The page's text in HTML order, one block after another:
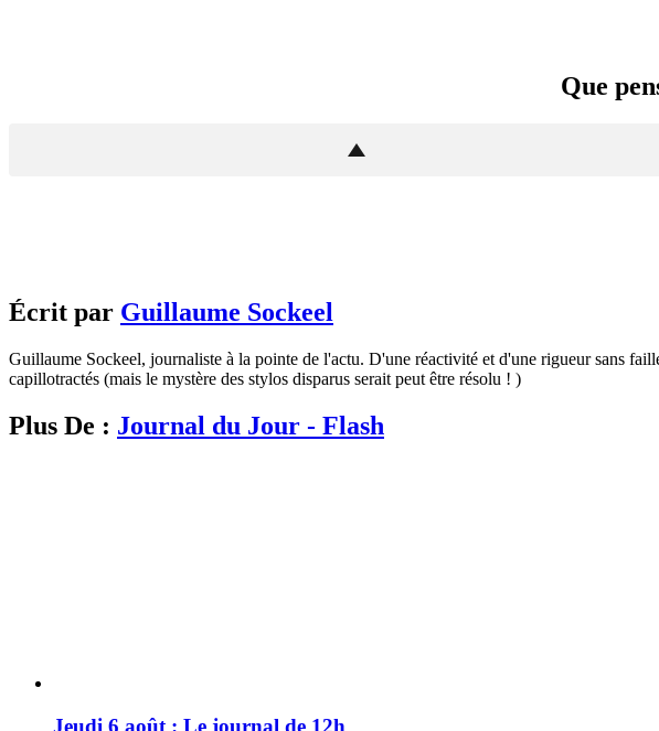
Que
Écrit par Guillaume Sockeel
Guillaume Sockeel, journaliste à la pointe de l'actu. D'une réactivité et d'une rigueur sans
capillotractés (mais le mystère des stylos disparus serait peut être résolu ! )
Plus De : Journal du Jour - Flash
Jeudi 6 août : Le journal de 12h